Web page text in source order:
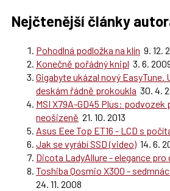
Nejčtenější články
Pohodlná podložka na klín 9. 12.
Konečně pořádný knipl 3. 6.
Gigabyte ukázal nový EasyTune.
deskám řádně prokoukla 30. 4.
MSI X79A-GD45 Plus: podvozek
neošizeně 21. 10. 2013
Asus Eee Top ET16 - LCD s
Jak se vyrábí SSD (video) 14. 6.
Dicota LadyAllure - elegance pro
Toshiba Qosmio X300 -
24. 11. 2008